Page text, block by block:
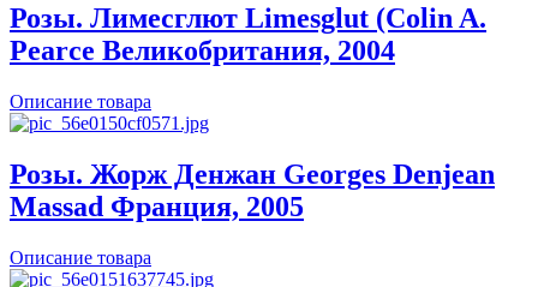
Розы. Лимесглют Limesglut (Colin A.
Pearce Великобритания, 2004
Описание товара
Розы. Жорж Денжан Georges Denjean
Massad Франция, 2005
Описание товара